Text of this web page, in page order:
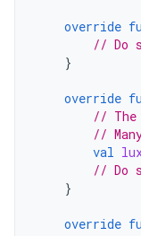
override
// Do
}
override
//
//
val
// Do
}
override